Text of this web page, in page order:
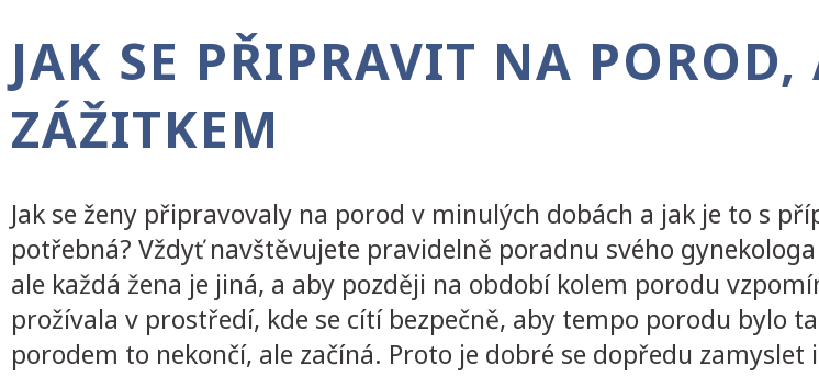
JAK SE PŘIPRAVIT NA
ZÁŽITKEM
Jak se ženy připravovaly na porod v minulých dobách a jak je to s
potřebná? Vždyť navštěvujete pravidelně poradnu svého
ale každá žena je jiná, a aby později na období kolem porodu
prožívala v prostředí, kde se cítí bezpečně, aby tempo porodu bylo
porodem to nekončí, ale začíná. Proto je dobré se dopředu